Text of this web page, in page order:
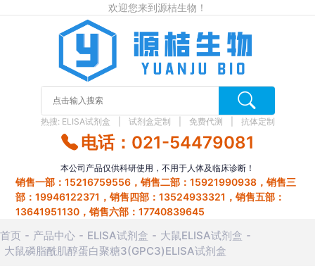
欢迎您来到源桔生物！
热搜: ELISA试剂盒 试剂盒定制 免费代测 抗体定制
电话：021-54479081
本公司产品仅供科研使用，不用于人体及临床诊断！
销售一部：15216759556，销售二部：15921990938，销售三
部：19946122371，销售四部：13524933321，销售五部：
13641951130，销售六部：17740839645
首页 产品中心 ELISA试剂盒
大鼠ELISA试剂盒
大鼠磷脂酰肌醇蛋白聚糖3(GPC3)ELISA试剂盒